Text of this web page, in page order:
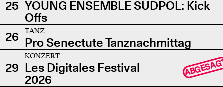
25 YOUNG ENSEMBLE SÜDPOL: Kick
Offs
26
TANZ
Pro Senectute Tanznachmittag
29
KONZERT
Les Digitales Festival
2026